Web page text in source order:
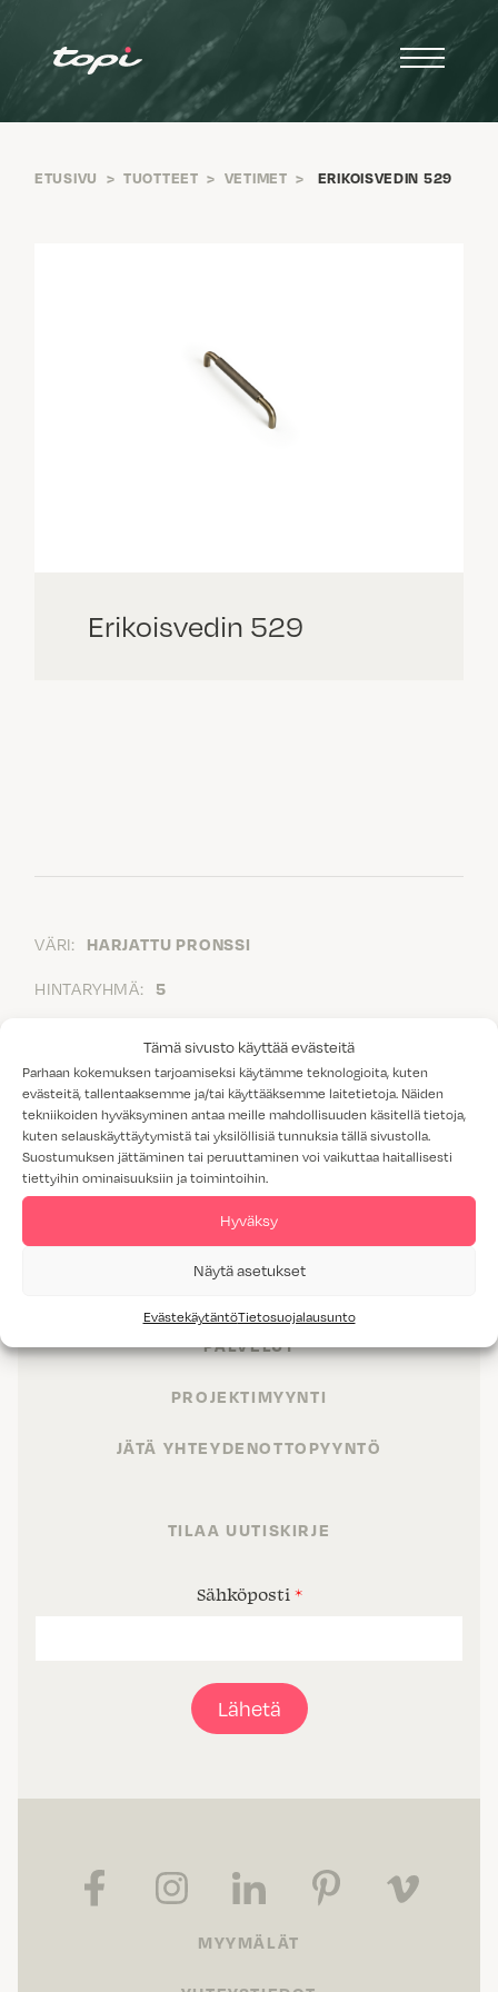
Tämä sivusto käyttää evästeitä
Parhaan kokemuksen tarjoamiseksi käytämme teknologioita, kuten
evästeitä, tallentaaksemme ja/tai käyttääksemme laitetietoja. Näiden
tekniikoiden hyväksyminen antaa meille mahdollisuuden käsitellä tietoja,
kuten selauskäyttäytymistä tai yksilöllisiä tunnuksia tällä sivustolla.
Suostumuksen jättäminen tai peruuttaminen voi vaikuttaa haitallisesti
tiettyihin ominaisuuksiin ja toimintoihin.
Hyväksy
Näytä asetukset
EvästekäytäntöTietosuojalausunto
ETUSIVU > TUOTTEET > VETIMET > ERIKOISVEDIN 529
Erikoisvedin 529
VÄRI: HARJATTU PRONSSI
HINTARYHMÄ: 5
TUOTTEET
PALVELUT
PROJEKTIMYYNTI
JÄTÄ YHTEYDENOTTOPYYNTÖ
TILAA UUTISKIRJE
Sähköposti *
Lähetä
MYYMÄLÄT